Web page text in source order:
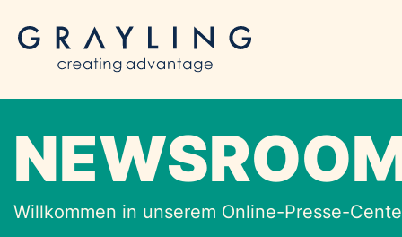
Willkommen in unserem Online-Presse-